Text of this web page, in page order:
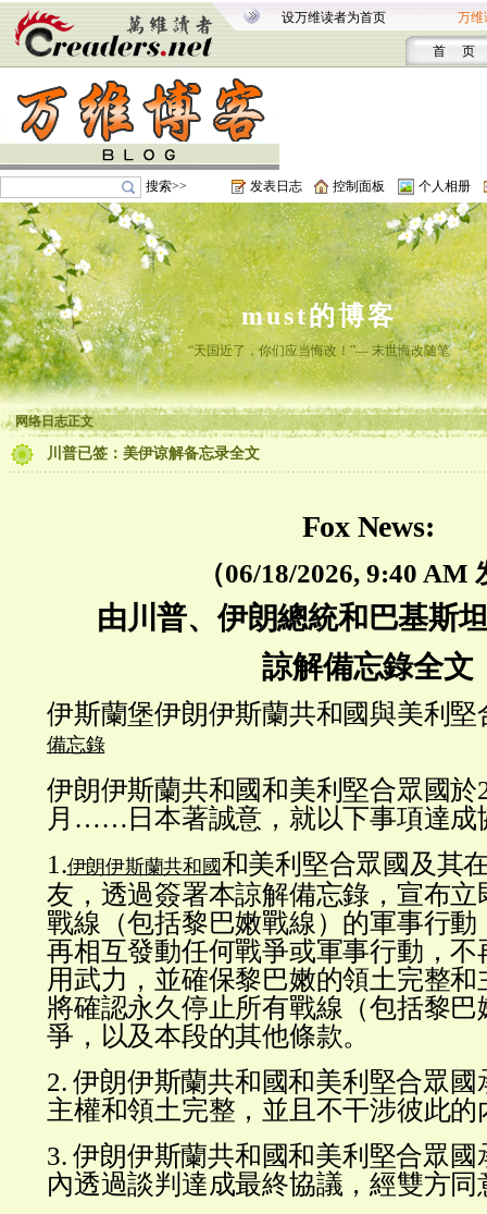
设万维读者为首页 万维
首 页
搜索>> 发表日志 控制面板 个人相册
must的博客
“天国近了，你们应当悔改！”— 末世悔改随笔
网络日志正文
川普已签：美伊谅解备忘录全文
Fox News:
（06/18/2026, 9:40 AM
由川普、伊朗總統和巴基斯
諒解備忘錄全文
伊斯蘭堡伊朗伊斯蘭共和國與美利堅
備忘錄
伊朗伊斯蘭共和國和美利堅合眾國
月……日本著誠意，就以下事項達成
1.伊朗伊斯蘭共和國和美利堅合眾國及其
友，透過簽署本諒解備忘錄，宣布立
戰線（包括黎巴嫩戰線）的軍事行動
再相互發動任何戰爭或軍事行動，不
用武力，並確保黎巴嫩的領土完整
將確認永久停止所有戰線（包括黎巴
爭，以及本段的其他條款。
2. 伊朗伊斯蘭共和國和美利堅合眾
主權和領土完整，並且不干涉彼此的
3. 伊朗伊斯蘭共和國和美利堅合眾國
內透過談判達成最終協議，經雙方同